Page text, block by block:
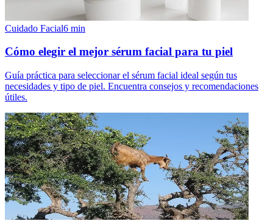
Cuidado Facial6 min
Cómo elegir el mejor sérum facial para tu piel
Guía práctica para seleccionar el sérum facial ideal según tus
necesidades y tipo de piel. Encuentra consejos y recomendaciones
útiles.